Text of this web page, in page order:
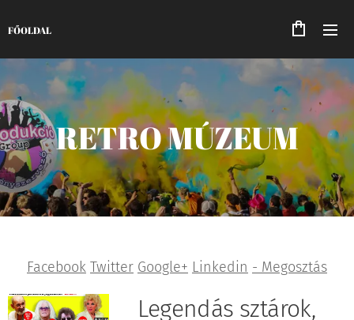
FŐOLDAL
RETRO MÚZEUM
Facebook Twitter Google+ Linkedin - Megosztás
Legendás sztárok,